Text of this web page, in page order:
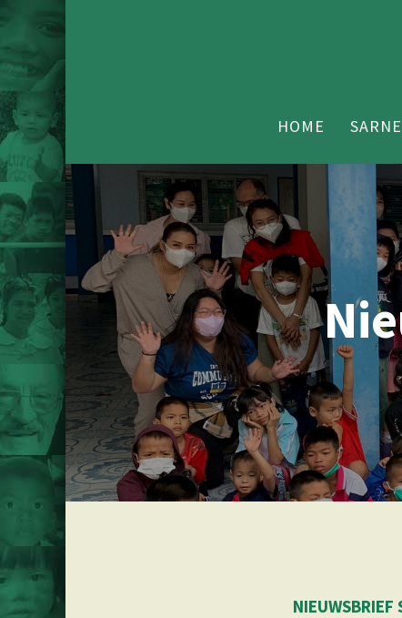
HOME
NIEUWSBRIEF